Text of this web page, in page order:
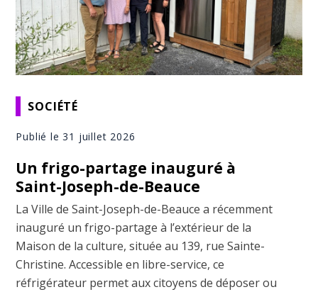
SOCIÉTÉ
Publié le 31 juillet 2026
Un frigo-partage inauguré à
Saint-Joseph-de-Beauce
La Ville de Saint-Joseph-de-Beauce a récemment
inauguré un frigo-partage à l’extérieur de la
Maison de la culture, située au 139, rue Sainte-
Christine. Accessible en libre-service, ce
réfrigérateur permet aux citoyens de déposer ou